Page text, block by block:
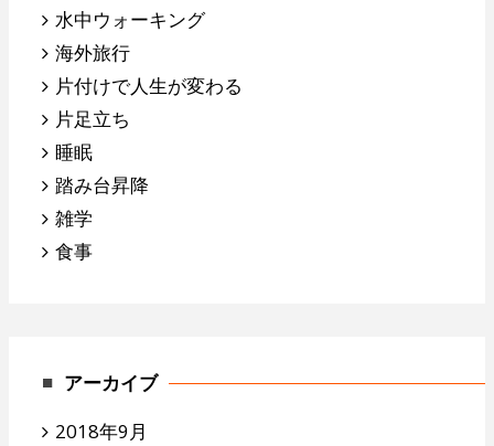
水中ウォーキング
海外旅行
片付けで人生が変わる
片足立ち
睡眠
踏み台昇降
雑学
食事
アーカイブ
2018年9月